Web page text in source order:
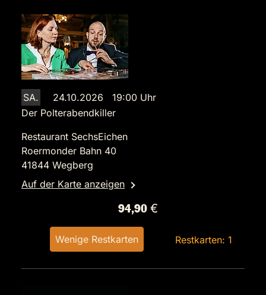
SA.
24.10.2026 19:00 Uhr
Der Polterabendkiller
Restaurant SechsEichen
Roermonder Bahn 40
41844 Wegberg
Auf der Karte anzeigen
94,90 €
Wenige Restkarten Restkarten: 1